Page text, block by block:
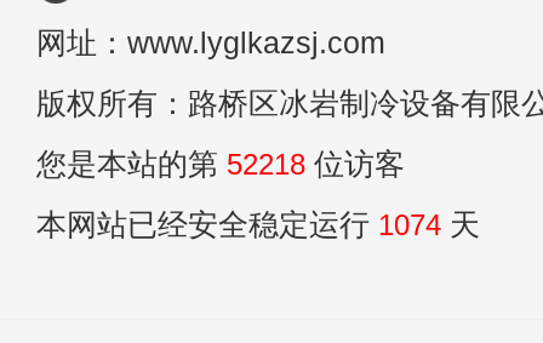
网址：www.lyglkazsj.com
版权所有：路桥区冰岩制冷设备有限
您是本站的第 52218 位访客
本网站已经安全稳定运行 1074 天